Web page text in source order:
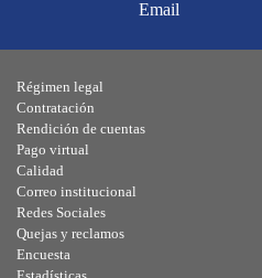
Email
Régimen legal
Contratación
Rendición de cuentas
Pago virtual
Calidad
Correo institucional
Redes Sociales
Quejas y reclamos
Encuesta